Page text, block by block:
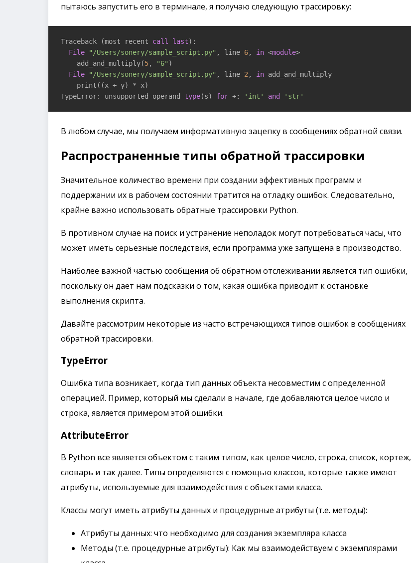
пытаюсь запустить его в терминале, я получаю следующую трассировку:
Traceback (most recent call last):
File
"/Users/sonery/sample_script.py" , line 6, in <module>
    add_and_multiply(
5, "6" )
File
"/Users/sonery/sample_script.py" , line 2 , in add_and_multiply
    print((x + y) * x)
TypeError: unsupported operand type(s) for +: 'int' and 'str'
В любом случае, мы получаем информативную зацепку в сообщениях обратной связи.
Распространенные типы обратной трассировки
Значительное количество времени при создании эффективных программ и
поддержании их в рабочем состоянии тратится на отладку ошибок. Следовательно,
крайне важно использовать обратные трассировки Python.
В противном случае на поиск и устранение неполадок могут потребоваться часы, что
может иметь серьезные последствия, если программа уже запущена в производство. ​
Наиболее важной частью сообщения об обратном отслеживании является тип ошибки,
поскольку он дает нам подсказки о том, какая ошибка приводит к остановке
выполнения скрипта.
Давайте рассмотрим некоторые из часто встречающихся типов ошибок в сообщениях
обратной трассировки.
TypeError
Ошибка типа возникает, когда тип данных объекта несовместим с определенной
операцией. Пример, который мы сделали в начале, где добавляются целое число и
строка, является примером этой ошибки.
AttributeError
В Python все является объектом с таким типом, как целое число, строка, список, кортеж,
словарь и так далее. Типы определяются с помощью классов, которые также имеют
атрибуты, используемые для взаимодействия с объектами класса.
Классы могут иметь атрибуты данных и процедурные атрибуты (т.е. методы):
Атрибуты данных: что необходимо для создания экземпляра класса
Методы (т.е. процедурные атрибуты): Как мы взаимодействуем с экземплярами